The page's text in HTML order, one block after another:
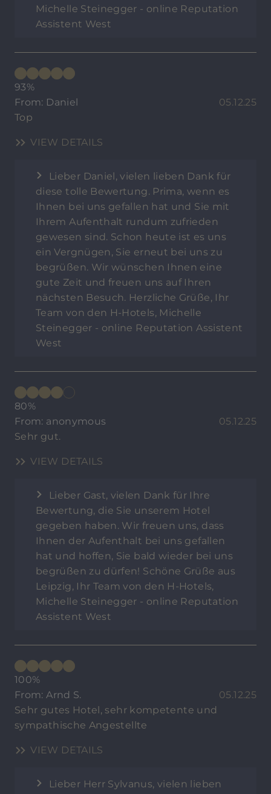
Michelle Steinegger - online Reputation
Assistent West
93%
From: Daniel
05.12.25
Top
VIEW DETAILS
Lieber Daniel, vielen lieben Dank für
diese tolle Bewertung. Prima, wenn es
Ihnen bei uns gefallen hat und Sie mit
Ihrem Aufenthalt rundum zufrieden
gewesen sind. Schon heute ist es uns
ein Vergnügen, Sie erneut bei uns zu
begrüßen. Wir wünschen Ihnen eine
gute Zeit und freuen uns auf Ihren
nächsten Besuch. Herzliche Grüße, Ihr
Team von den H-Hotels, Michelle
Steinegger - online Reputation Assistent
West
80%
From: anonymous
05.12.25
Sehr gut.
VIEW DETAILS
Lieber Gast, vielen Dank für Ihre
Bewertung, die Sie unserem Hotel
gegeben haben. Wir freuen uns, dass
Ihnen der Aufenthalt bei uns gefallen
hat und hoffen, Sie bald wieder bei uns
begrüßen zu dürfen! Schöne Grüße aus
Leipzig, Ihr Team von den H-Hotels,
Michelle Steinegger - online Reputation
Assistent West
100%
From: Arnd S.
05.12.25
Sehr gutes Hotel, sehr kompetente und
sympathische Angestellte
VIEW DETAILS
Lieber Herr Sylvanus, vielen lieben